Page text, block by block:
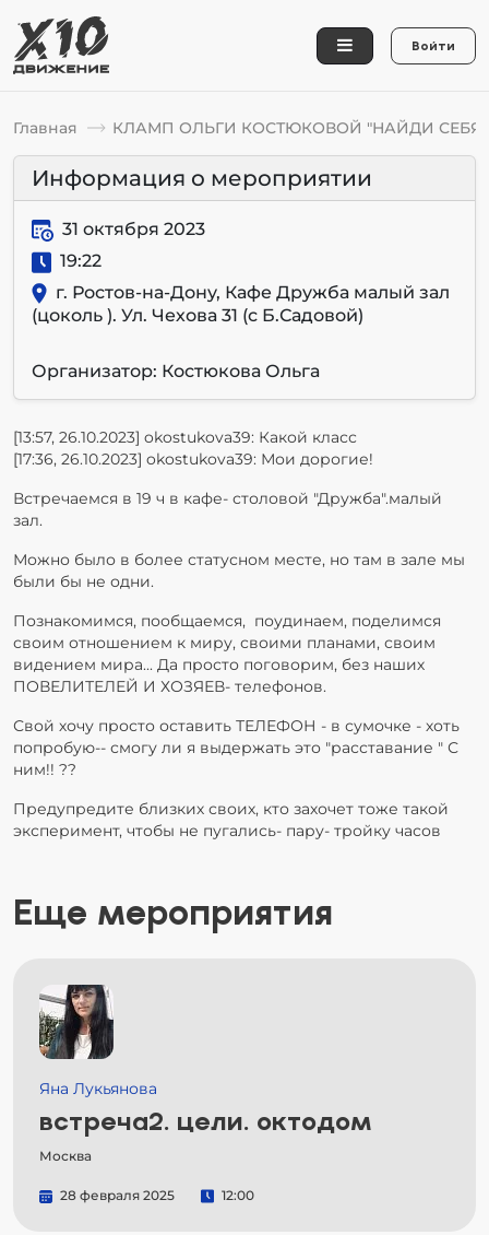
Войти
Главная КЛАМП ОЛЬГИ КОСТЮКОВОЙ "НАЙДИ СЕБЯ
Информация о мероприятии
31 октября 2023
19:22
г. Ростов-на-Дону, Кафе Дружба малый зал
(цоколь ). Ул. Чехова 31 (с Б.Садовой)
Организатор: Костюкова Ольга
[13:57, 26.10.2023] okostukova39: Какой класс
[17:36, 26.10.2023] okostukova39: Мои дорогие!
Встречаемся в 19 ч в кафе- столовой "Дружба".малый
зал.
Можно было в более статусном месте, но там в зале мы
были бы не одни.
Познакомимся, пообщаемся, поудинаем, поделимся
своим отношением к миру, своими планами, своим
видением мира... Да просто поговорим, без наших
ПОВЕЛИТЕЛЕЙ И ХОЗЯЕВ- телефонов.
Свой хочу просто оставить ТЕЛЕФОН - в сумочке - хоть
попробую-- смогу ли я выдержать это "расставание " С
ним!! ??
Предупредите близких своих, кто захочет тоже такой
эксперимент, чтобы не пугались- пару- тройку часов
Еще мероприятия
Яна Лукьянова
встреча2. цели. октодом
Москва
28 февраля 2025 12:00